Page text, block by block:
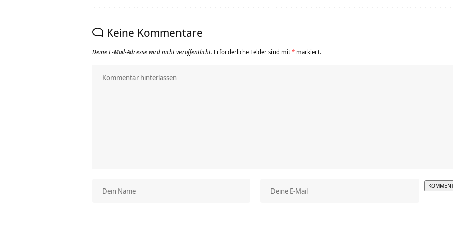
Keine Kommentare
Deine E-Mail-Adresse wird nicht veröffentlicht. Erforderliche Felder sind mit* markiert.